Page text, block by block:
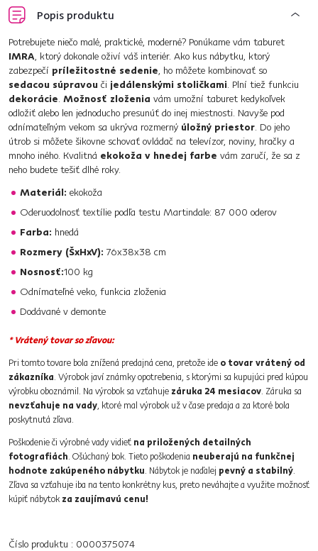
Popis produktu
Potrebujete niečo malé, praktické, moderné? Ponúkame vám taburet
IMRA, ktorý dokonale oživí váš interiér. Ako kus nábytku, ktorý
zabezpečí príležitostné sedenie, ho môžete kombinovať so
sedacou súpravou či jedálenskými stoličkami. Plní tiež funkciu
dekorácie. Možnosť zloženia vám umožní taburet kedykoľvek
odložiť alebo len jednoducho presunúť do inej miestnosti. Navyše pod
odnímateľným vekom sa ukrýva rozmerný úložný priestor. Do jeho
útrob si môžete šikovne schovať ovládač na televízor, noviny, hračky a
mnoho iného. Kvalitná ekokoža v hnedej farbe vám zaručí, že sa z
neho budete tešiť dlhé roky.
Materiál: ekokoža
Oderuodolnosť textílie podľa testu Martindale: 87 000 oderov
Farba: hnedá
Rozmery (ŠxHxV): 76x38x38 cm
Nosnosť:100 kg
Odnímateľné veko, funkcia zloženia
Dodávané v demonte
* Vrátený tovar so zľavou:
Pri tomto tovare bola znížená predajná cena, pretože ide o tovar vrátený od
zákazníka . Výrobok javí známky opotrebenia, s ktorými sa kupujúci pred kúpou
výrobku oboznámil. Na výrobok sa vzťahuje záruka 24 mesiacov . Záruka sa
nevzťahuje na vady , ktoré mal výrobok už v čase predaja a za ktoré bola
poskytnutá zľava.
Poškodenie či výrobné vady vidieť na priložených detailných
fotografiách . Ošúchaný bok. Tieto poškodenia neuberajú na funkčnej
hodnote zakúpeného nábytku . Nábytok je naďalej pevný a stabilný
Zľava sa vzťahuje iba na tento konkrétny kus, preto neváhajte a využite možnosť
kúpiť nábytok za zaujímavú cenu!
Číslo produktu : 0000375074